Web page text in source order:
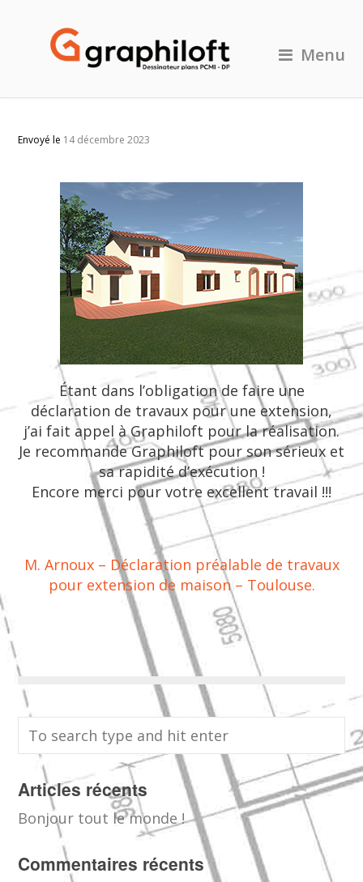
Menu
Envoyé le 14 décembre 2023
Étant dans l’obligation de faire une
déclaration de travaux pour une extension,
j’ai fait appel à Graphiloft pour la réalisation.
Je recommande Graphiloft pour son sérieux et
sa rapidité d’exécution !
Encore merci pour votre excellent travail !!!
M. Arnoux – Déclaration préalable de travaux
pour extension de maison – Toulouse.
Articles récents
Bonjour tout le monde !
Commentaires récents